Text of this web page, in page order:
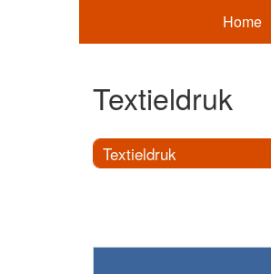
Home
Textieldruk
Textieldruk